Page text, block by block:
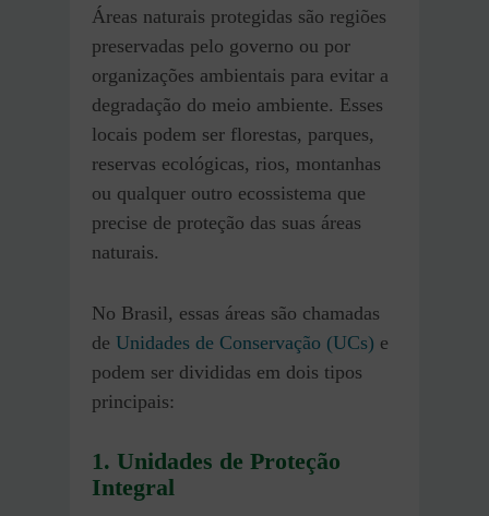
Áreas naturais protegidas são regiões
preservadas pelo governo ou por
organizações ambientais para evitar a
degradação do meio ambiente. Esses
locais podem ser florestas, parques,
reservas ecológicas, rios, montanhas
ou qualquer outro ecossistema que
precise de proteção das suas áreas
naturais.
No Brasil, essas áreas são chamadas
de Unidades de Conservação (UCs) e
podem ser divididas em dois tipos
principais:
1. Unidades de Proteção
Integral